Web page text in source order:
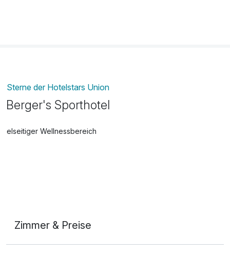
Sterne der Hotelstars Union
Berger's Sporthotel
Vielseitiger Wellnessbereich
Zimmer & Preise